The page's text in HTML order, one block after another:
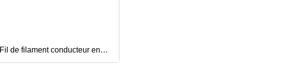
Fil de filament conducteur en